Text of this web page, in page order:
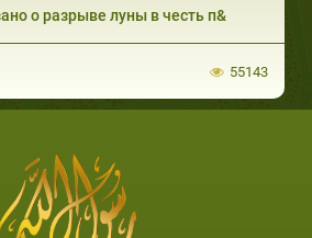
о разрыве луны в честь п&
55143